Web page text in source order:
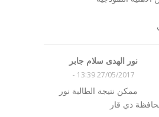
نور الهدى سلام جابر
27/05/2017 13:39
-
ممكن نتيجة الطالبة نور
ذي قار